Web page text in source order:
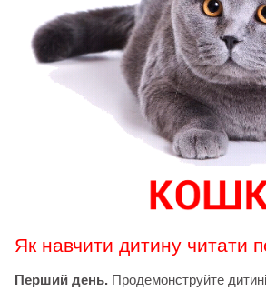
Як навчити дитину читати
Перший день. Продемонструйте